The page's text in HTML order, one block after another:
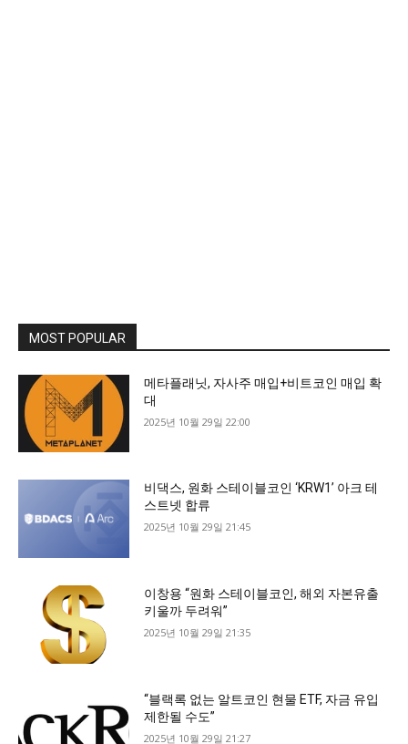
MOST POPULAR
메타플래닛, 자사주 매입+비트코인 매입 확
대
2025년 10월 29일 22:00
비댁스, 원화 스테이블코인 ‘KRW1’ 아크 테
스트넷 합류
2025년 10월 29일 21:45
이창용 “원화 스테이블코인, 해외 자본유출
키울까 두려워”
2025년 10월 29일 21:35
“블랙록 없는 알트코인 현물 ETF, 자금 유입
제한될 수도”
2025년 10월 29일 21:27